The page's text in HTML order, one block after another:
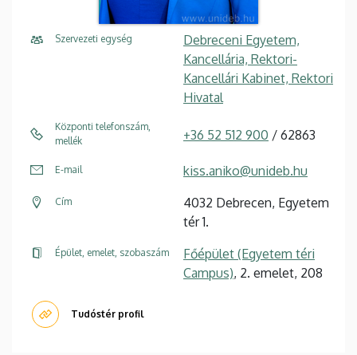
Szervezeti egység
Debreceni Egyetem,
Kancellária, Rektori-
Kancellári Kabinet, Rektori
Hivatal
Központi telefonszám,
mellék
+36 52 512 900 / 62863
E-mail kiss.aniko@unideb.hu
Cím
4032 Debrecen, Egyetem
tér 1.
Épület, emelet, szobaszám
Főépület (Egyetem téri
Campus), 2. emelet, 208
Tudóstér profil